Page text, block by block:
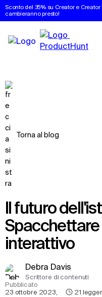
Sconto del 35% su Creator e Creator
cambieranno presto!
Torna al blog
Il futuro dell'istruzione:
interattivo
Debra Davis
Scrittore di contenuti
Pubblicato
23 ottobre 2023, 21